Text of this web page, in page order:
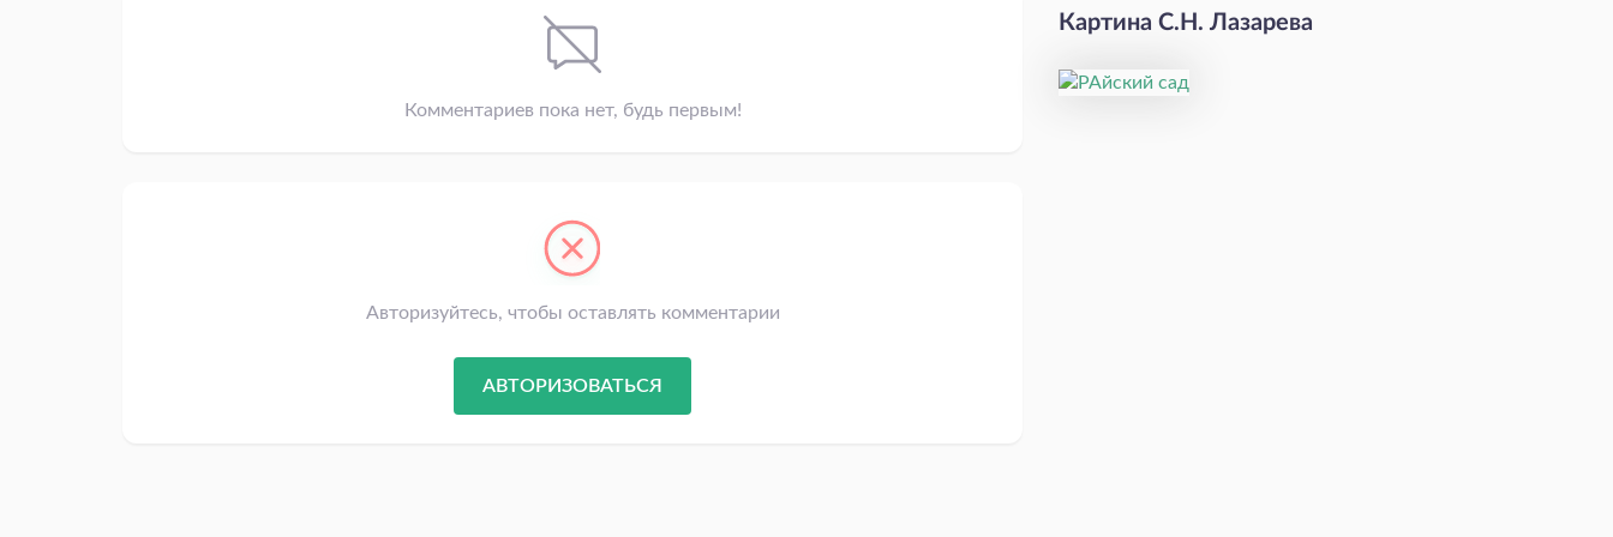
Комментариев пока нет, будь первым!
Авторизуйтесь, чтобы оставлять комментарии
АВТОРИЗОВАТЬСЯ
Картина С.Н. Лазарева